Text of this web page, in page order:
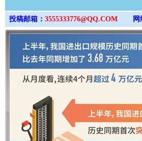
投稿邮箱： 3555333776@QQ.COM